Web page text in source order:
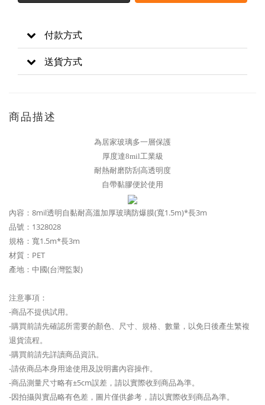
付款方式
送貨方式
商品描述
為居家玻璃多一層保護
厚度達8mil工業級
耐熱耐磨防刮高透明度
自帶黏膠便於使用
內容：8mil透明自黏耐高溫加厚玻璃防爆膜(寬1.5m)*長3m
品號：1328028
規格：寬1.5m*長3m
材質：PET
產地：中國(台灣監製)
注意事項：
-商品不提供試用。
-購買前請先確認所需要的顏色、尺寸、規格、數量，以免日後產生繁複
退貨流程。
-購買前請先詳讀商品資訊。
-請依商品本身用途使用及說明書內容操作。
-商品測量尺寸略有±5cm誤差，請以實際收到商品為準。
-因拍攝與實品略有色差，圖片僅供參考，請以實際收到商品為準。